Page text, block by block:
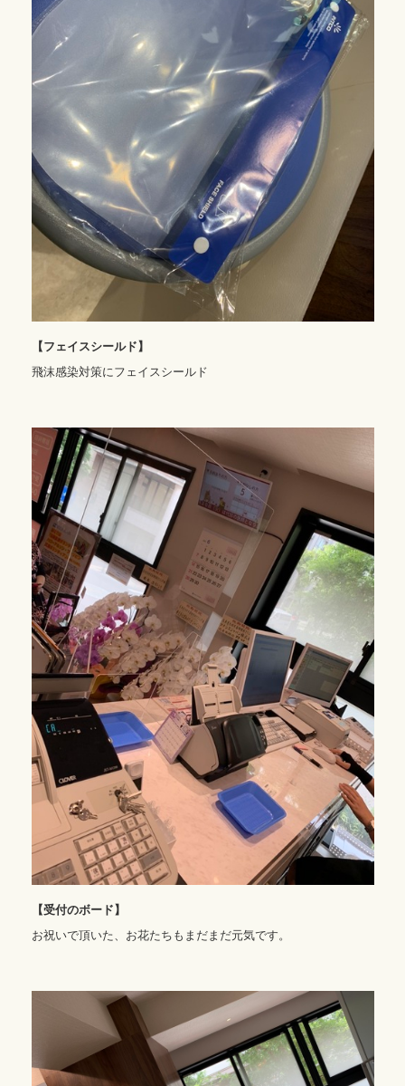
【フェイスシールド】
飛沫感染対策にフェイスシールド
【受付のボード】
お祝いで頂いた、お花たちもまだまだ元気です。